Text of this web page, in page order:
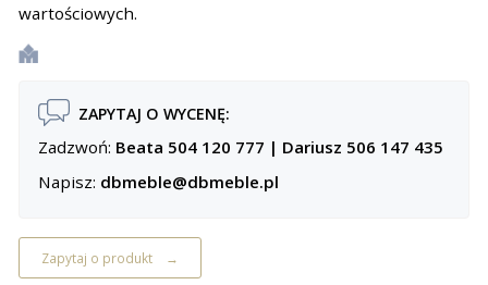
wartościowych.
ZAPYTAJ O WYCENĘ:
Zadzwoń: Beata 504 120 777 | Dariusz 506 147 435
Napisz: dbmeble@dbmeble.pl
Zapytaj o produkt